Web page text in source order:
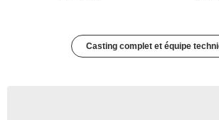
Casting complet et équipe